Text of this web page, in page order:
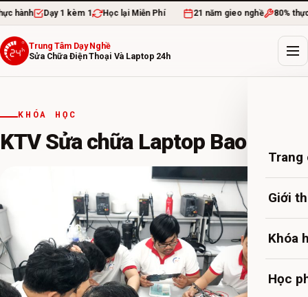
Dạy 1 kèm 1 Học lại Miễn Phí 21 năm gieo nghề 80% thực hành
Trung Tâm Dạy Nghề
Sửa Chữa Điện Thoại Và Laptop 24h
Trang
Giới
Khóa
Học
KHÓA HỌC
KTV Sửa chữa Laptop Bao nghề